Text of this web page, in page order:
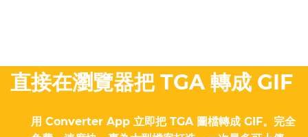
直接在瀏覽器把 TGA 轉成 GIF
用 Converter App 立即把 TGA 圖檔轉成 GIF。完全